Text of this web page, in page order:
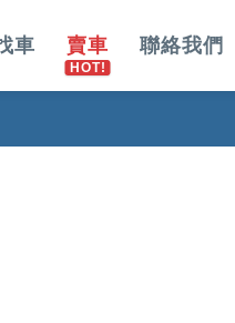
車 賣車 聯絡我們